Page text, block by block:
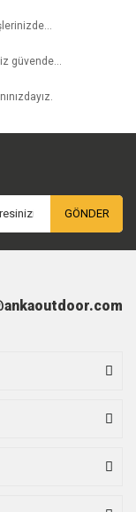
güvende...
GÖNDER